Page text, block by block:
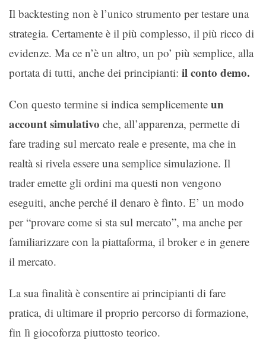
Il backtesting non è l’unico strumento per testare una
strategia. Certamente è il più complesso, il più ricco di
evidenze. Ma ce n’è un altro, un po’ più semplice, alla
portata di tutti, anche dei principianti: il conto demo.
Con questo termine si indica semplicemente un
account simulativo che, all’apparenza, permette di
fare trading sul mercato reale e presente, ma che in
realtà si rivela essere una semplice simulazione. Il
trader emette gli ordini ma questi non vengono
eseguiti, anche perché il denaro è finto. E’ un modo
per “provare come si sta sul mercato”, ma anche per
familiarizzare con la piattaforma, il broker e in genere
il mercato.
La sua finalità è consentire ai principianti di fare
pratica, di ultimare il proprio percorso di formazione,
fin lì giocoforza piuttosto teorico.